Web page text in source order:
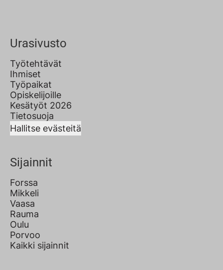
Urasivusto
Työtehtävät
Ihmiset
Työpaikat
Opiskelijoille
Kesätyöt 2026
Tietosuoja
Hallitse evästeitä
Sijainnit
Forssa
Mikkeli
Vaasa
Rauma
Oulu
Porvoo
Kaikki sijainnit